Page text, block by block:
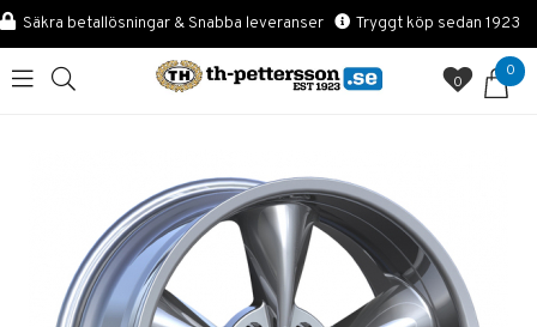
Säkra betallösningar & Snabba leveranser Tryggt köp sedan 1923
0
0